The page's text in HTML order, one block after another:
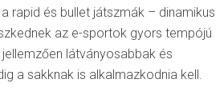
rapid és bullet játszmák – dinamikus
az e-sportok gyors tempójú
látványosabbak és
a sakknak is alkalmazkodnia kell.